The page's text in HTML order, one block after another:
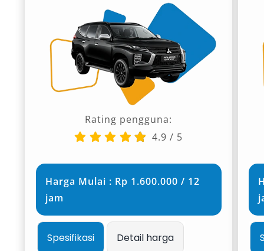
Rating pengguna:
4.9 / 5
Harga Mulai : Rp 1.600.000 / 12
jam
Spesifikasi Detail harga